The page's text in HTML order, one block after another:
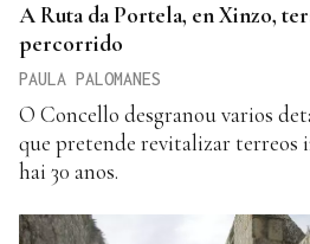
A Ruta da Portela, en Xinzo,
percorrido
PAULA PALOMANES
O Concello desgranou varios
que pretende revitalizar terreos
hai 30 anos.